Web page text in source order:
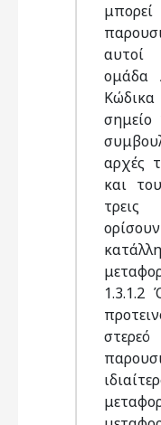
αυτοί
ομάδα
σημείο
αρχές
και
τρεις
1.3.1.2